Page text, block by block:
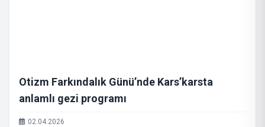
Otizm Farkındalık Günü’nde Kars’karsta
anlamlı gezi programı
02.04.2026